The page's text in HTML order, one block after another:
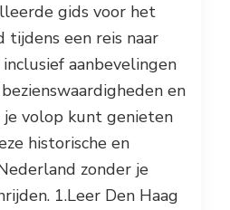
gids voor het
tijdens een reis naar
aanbevelingen
en
volop kunt genieten
historische en
zonder je
1.Leer Den Haag